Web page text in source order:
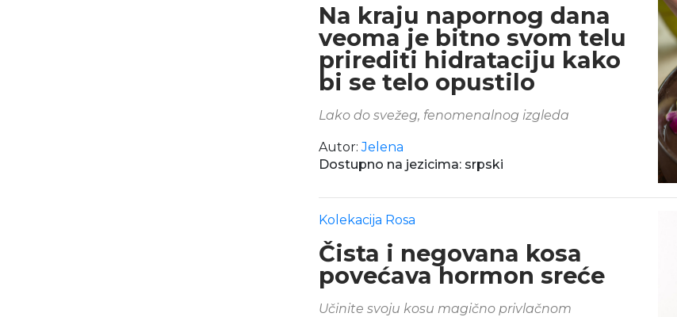
Na kraju napornog dana
veoma je bitno svom telu
prirediti hidrataciju kako
bi se telo opustilo
Lako do svežeg, fenomenalnog izgleda
Autor:Jelena
Dostupno na jezicima: srpski
Kolekacija Rosa
Čista i negovana kosa
povećava hormon sreće
Učinite svoju kosu magično privlačnom